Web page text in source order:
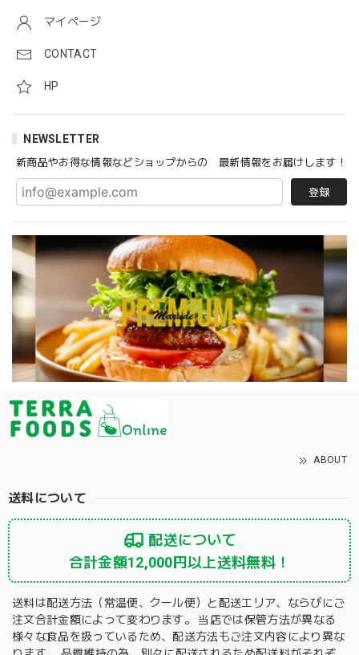
マイページ
CONTACT
HP
NEWSLETTER
新商品やお得な情報などショップからの 最新情報をお届けします！
登録
ABOUT
送料について
配送について
合計金額12,000円以上送料無料！
送料は配送方法（常温便、クール便）と配送エリア、ならびにご
注文合計金額によって変わります。 当店では保管方法が異なる
様々な食品を扱っているため、配送方法もご注文内容により異な